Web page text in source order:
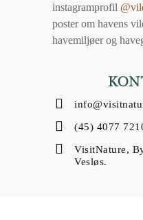
instagramprofil
poster om havens
havemiljøer og
(45) 4077
VisitNature,
Vesløs.